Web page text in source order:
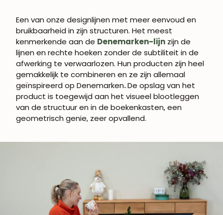
Een van onze designlijnen met meer eenvoud en
bruikbaarheid in zijn structuren. Het meest
kenmerkende aan de Denemarken-lijn zijn de
lijnen en rechte hoeken zonder de subtiliteit in de
afwerking te verwaarlozen. Hun producten zijn heel
gemakkelijk te combineren en ze zijn allemaal
geïnspireerd op Denemarken.De opslag van het
product is toegewijd aan het visueel blootleggen
van de structuur en in de boekenkasten, een
geometrisch genie, zeer opvallend.